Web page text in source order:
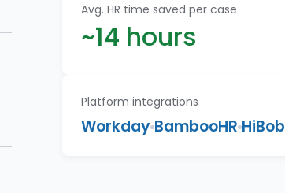
Avg. HR time saved per case
~14 hours
Platform integrations
Workday BambooHR HiBob